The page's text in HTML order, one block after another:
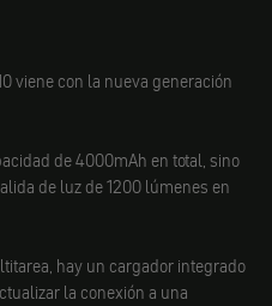
viene con la nueva generación
de 4000mAh en total, sino
de luz de 1200 lúmenes en
hay un cargador integrado
la conexión a una